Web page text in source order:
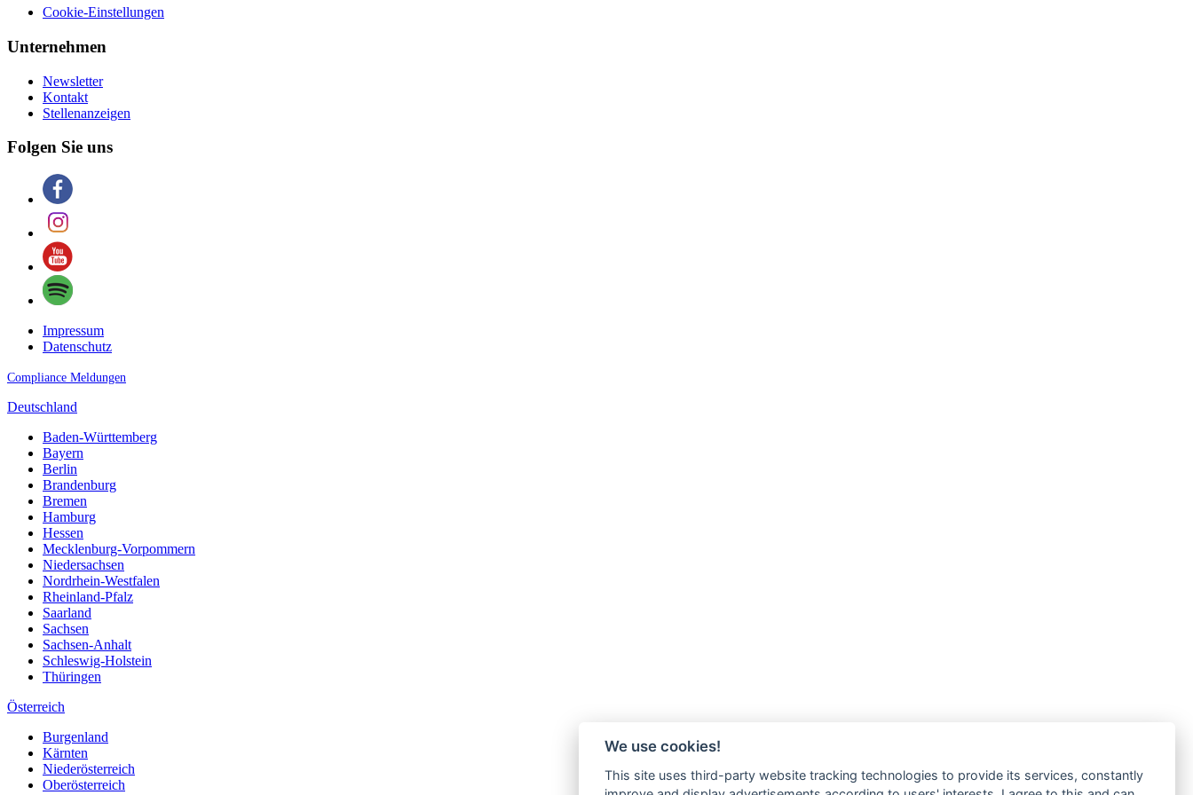
Cookie-Einstellungen
Unternehmen
Newsletter
Kontakt
Stellenanzeigen
Folgen Sie uns
Impressum
Datenschutz
Compliance Meldungen
Deutschland
Baden-Württemberg
Bayern
Berlin
Brandenburg
Bremen
Hamburg
Hessen
Mecklenburg-Vorpommern
Niedersachsen
Nordrhein-Westfalen
Rheinland-Pfalz
Saarland
Sachsen
Sachsen-Anhalt
Schleswig-Holstein
Thüringen
Österreich
Burgenland
Kärnten
Niederösterreich
Oberösterreich
We use cookies!
This site uses third-party website tracking technologies to provide its services, constantly